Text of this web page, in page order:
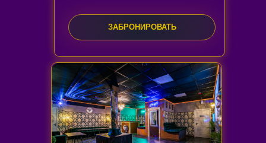
ЗАКАЗАТЬ ЗВОНОК
ЗАБРОНИРОВАТЬ